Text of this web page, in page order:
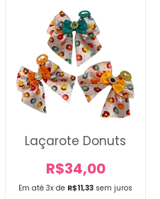
Em até 3x de R$11,33 sem juros
Laçarote Donuts
R$34,00